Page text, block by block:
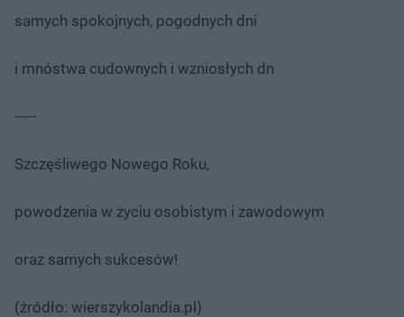
samych spokojnych, pogodnych dni
i mnóstwa cudownych i wzniosłych dn
-----
Szczęśliwego Nowego Roku,
powodzenia w życiu osobistym i zawodowym
oraz samych sukcesów!
(źródło: wierszykolandia.pl)